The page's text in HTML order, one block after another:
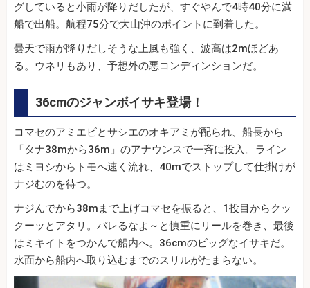
グしていると小雨が降りだしたが、すぐやんで4時40分に満
船で出船。航程75分で大山沖のポイントに到着した。
曇天で雨が降りだしそうな上風も強く、波高は2mほどあ
る。ウネリもあり、予想外の悪コンディンションだ。
36cmのジャンボイサキ登場！
コマセのアミエビとサシエのオキアミが配られ、船長から
「タナ38mから36m」のアナウンスで一斉に投入。ライン
はミヨシからトモへ速く流れ、40mでストップして仕掛けが
ナジむのを待つ。
ナジんでから38mまで上げコマセを振ると、1投目からクッ
クーッとアタリ。バレるなよ～と慎重にリールを巻き、最後
はミキイトをつかんで船内へ。36cmのビッグなイサキだ。
水面から船内へ取り込むまでのスリルがたまらない。